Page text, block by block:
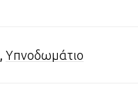
, Υπνοδωμάτιο